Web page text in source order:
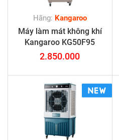
Hãng: Kangaroo
Máy làm mát không khí
Kangaroo KG50F95
2.850.000